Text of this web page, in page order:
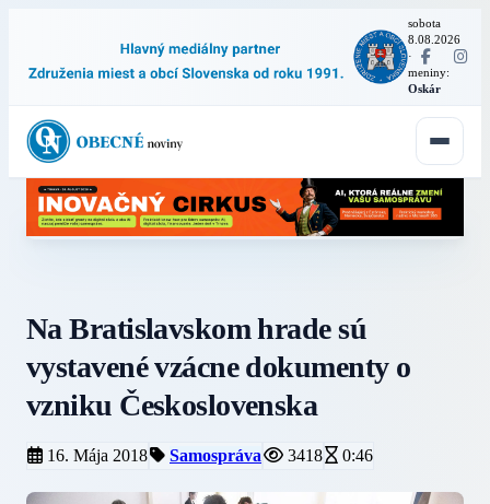
sobota
8.08.2026
·
meniny:
Oskár
Na Bratislavskom hrade sú
vystavené vzácne dokumenty o
vzniku Československa
16. Mája 2018 Samospráva 3418 0:46